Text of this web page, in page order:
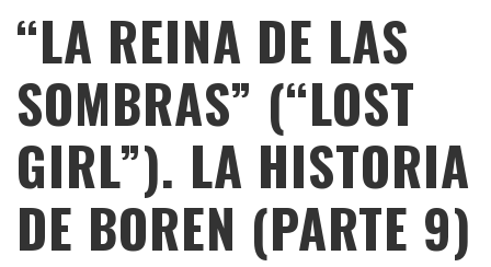
“LA REINA DE LAS
SOMBRAS” (“LOST
GIRL”). LA HISTORIA
DE BOREN (PARTE 9)